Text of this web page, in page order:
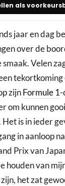
als
jaar en dag
over de
Velen
zijnFormule 1-
om kunnen
is in ieder
in aanloop
Prix van
houden van
het zat